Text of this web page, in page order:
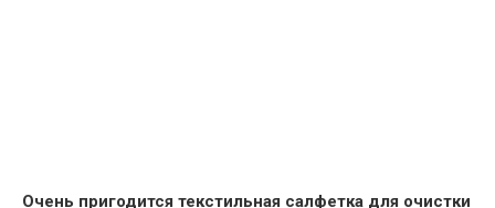
Очень пригодится текстильная салфетка для очистки